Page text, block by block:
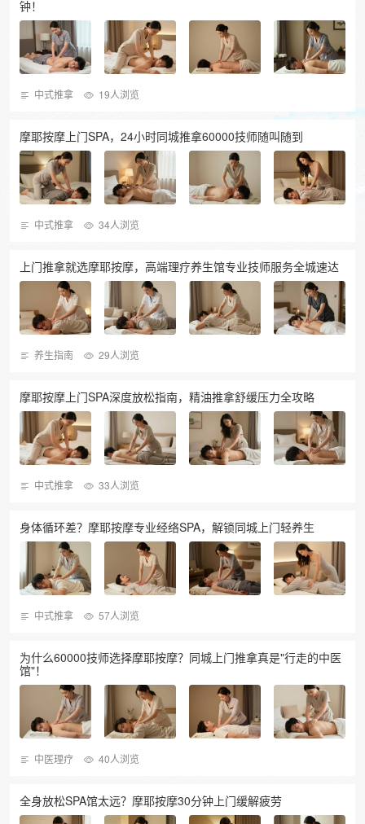
钟！
中式推拿 19人浏览
摩耶按摩上门SPA，24小时同城推拿60000技师随叫随到
中式推拿 34人浏览
上门推拿就选摩耶按摩，高端理疗养生馆专业技师服务全城速达
养生指南 29人浏览
摩耶按摩上门SPA深度放松指南，精油推拿舒缓压力全攻略
中式推拿 33人浏览
身体循环差？摩耶按摩专业经络SPA，解锁同城上门轻养生
中式推拿 57人浏览
为什么60000技师选择摩耶按摩？同城上门推拿真是"行走的中医
馆"！
中医理疗 40人浏览
全身放松SPA馆太远？摩耶按摩30分钟上门缓解疲劳